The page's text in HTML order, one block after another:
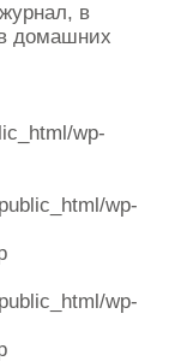
в
домашних
wp-
wp-
wp-